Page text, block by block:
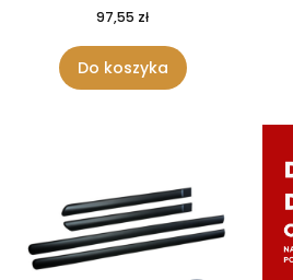
97,55 zł
Do koszyka